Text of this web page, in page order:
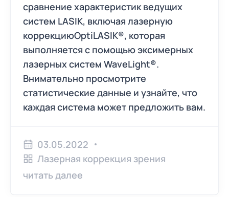
сравнение характеристик ведущих
систем LASIK, включая лазерную
коррекциюOptiLASIK®, которая
выполняется с помощью эксимерных
лазерных систем WaveLight®.
Внимательно просмотрите
статистические данные и узнайте, что
каждая система может предложить вам.
03.05.2022
Лазерная коррекция зрения
читать далее